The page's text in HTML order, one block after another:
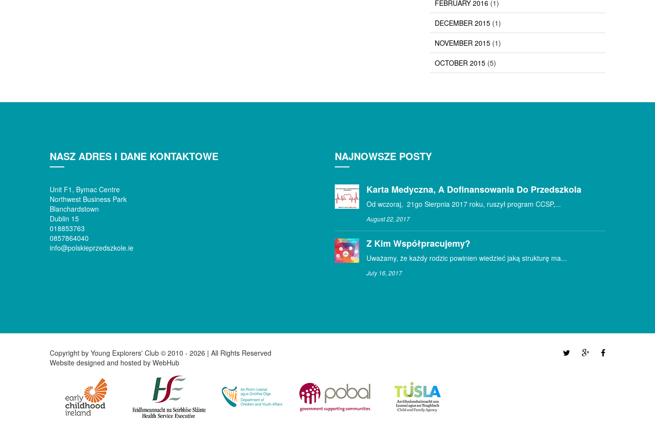
FEBRUARY 2016 (1)
DECEMBER 2015 (1)
NOVEMBER 2015 (1)
OCTOBER 2015 (5)
NASZ ADRES I DANE KONTAKTOWE
Unit F1, Bymac Centre
Northwest Business Park
Blanchardstown
Dublin 15
018853763
0857864040
info@polskieprzedszkole.ie
NAJNOWSZE POSTY
Karta Medyczna, A Dofinansowania Do Przedszkola
Od wczoraj, 21go Sierpnia 2017 roku, ruszył program CCSP,...
August 22, 2017
Z Kim Współpracujemy?
Uważamy, że każdy rodzic powinien wiedzieć jaką strukturę ma...
July 16, 2017
Copyright by Young Explorers' Club © 2010 - 2026 | All Rights Reserved
Website designed and hosted by WebHub